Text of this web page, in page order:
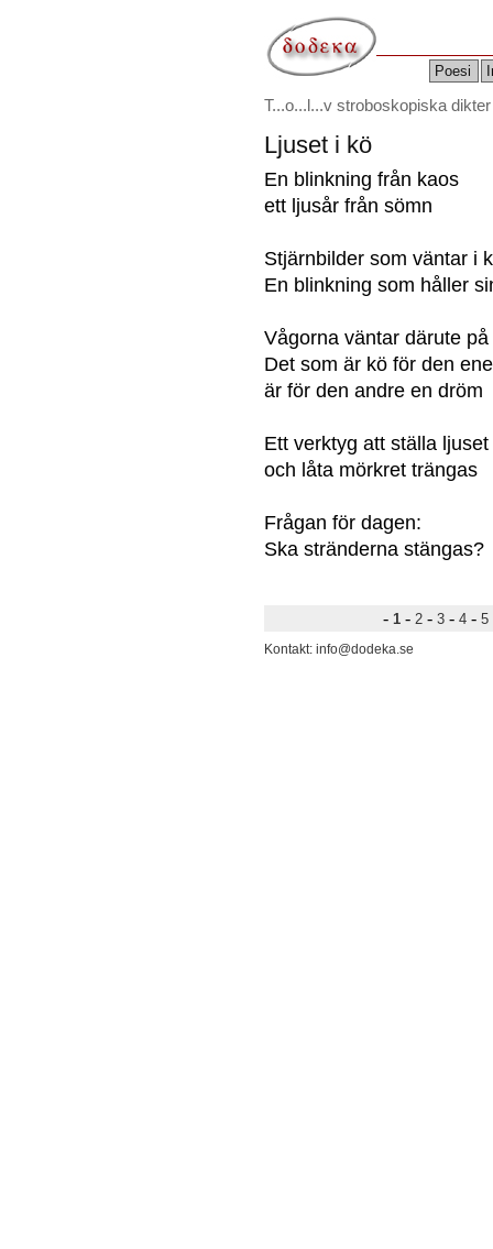
Poesi
T...o...l...v stroboskopiska dikter
Ljuset i kö
En blinkning från kaos
ett ljusår från sömn
Stjärnbilder som väntar i
En blinkning som håller
Vågorna väntar därute
Det som är kö för den ene
är för den andre en dröm
Ett verktyg att ställa
och låta mörkret trängas
Frågan för dagen:
Ska stränderna stängas?
- 1 -2 -3 -4 -5
Kontakt: info@dodeka.se